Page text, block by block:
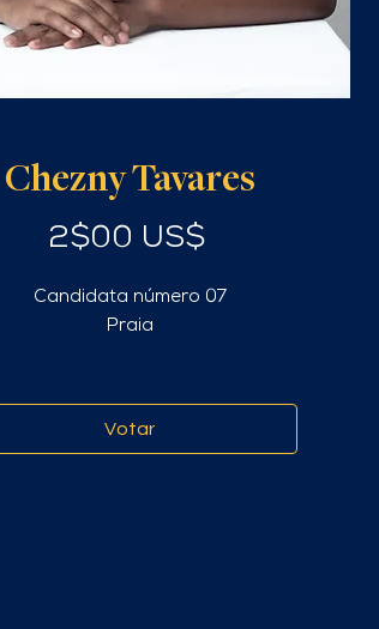
Chezny Tavares
2$00 US$Preço
Candidata número 07
Praia
Votar